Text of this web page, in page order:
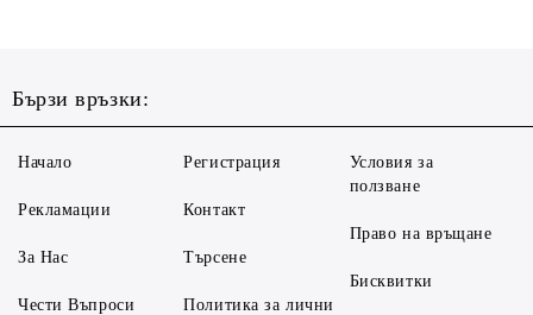
Бързи връзки:
Начало
Рекламации
За Нас
Чести Въпроси
Регистрация
Контакт
Търсене
Политика за лични
Условия за
ползване
Право на връщане
Бисквитки